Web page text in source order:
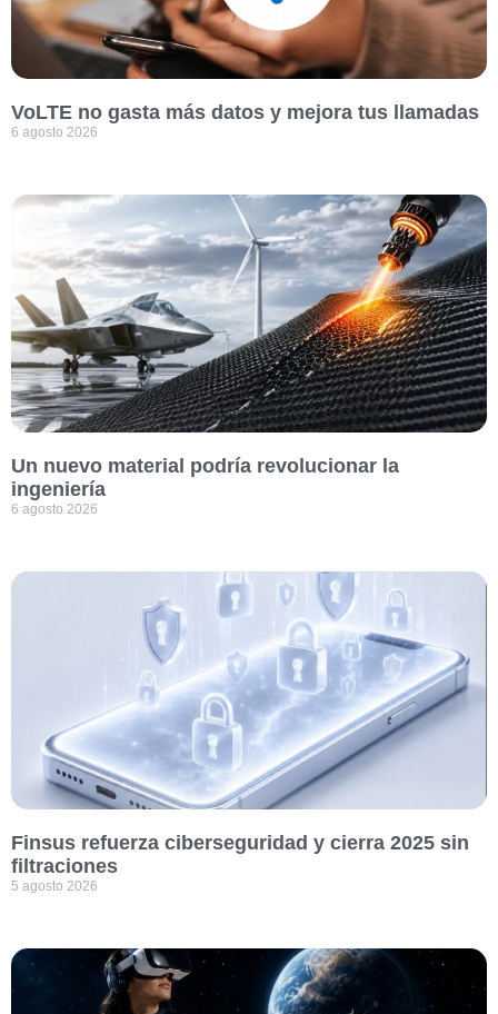
VoLTE no gasta más datos y mejora tus llamadas
6 agosto 2026
Un nuevo material podría revolucionar la
ingeniería
6 agosto 2026
Finsus refuerza ciberseguridad y cierra 2025 sin
filtraciones
5 agosto 2026